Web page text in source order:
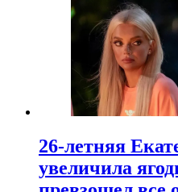
26-летняя
увеличила